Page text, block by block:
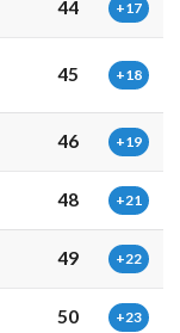
44 +17
45 +18
46 +19
48 +21
49 +22
50 +23